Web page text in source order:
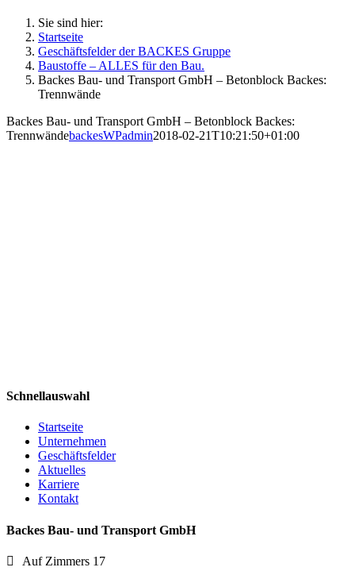
Sie sind hier:
Startseite
Geschäftsfelder der BACKES Gruppe
Baustoffe – ALLES für den Bau.
Backes Bau- und Transport GmbH – Betonblock Backes:
Trennwände
Backes Bau- und Transport GmbH – Betonblock Backes:
TrennwändebackesWPadmin2018-02-21T10:21:50+01:00
Schnellauswahl
Startseite
Unternehmen
Geschäftsfelder
Aktuelles
Karriere
Kontakt
Backes Bau- und Transport GmbH
Auf Zimmers 17